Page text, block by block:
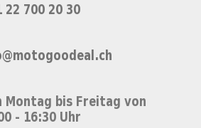
22 700 20 30
Montag bis Freitag von
- 16:30 Uhr